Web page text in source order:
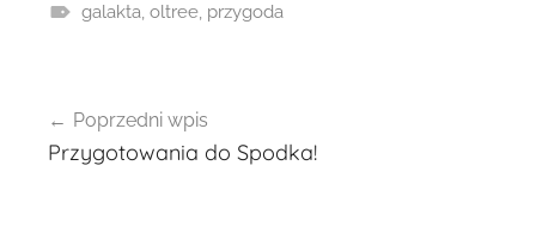
galakta, oltree, przygoda
wpisu
Poprzedni wpis
Przygotowania do Spodka!